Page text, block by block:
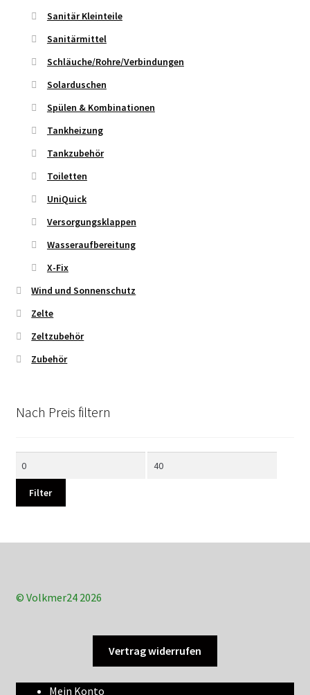
Sanitär Kleinteile
Sanitärmittel
Schläuche/Rohre/Verbindungen
Solarduschen
Spülen & Kombinationen
Tankheizung
Tankzubehör
Toiletten
UniQuick
Versorgungsklappen
Wasseraufbereitung
X-Fix
Wind und Sonnenschutz
Zelte
Zeltzubehör
Zubehör
Nach Preis filtern
Filter
© Volkmer24 2026
Vertrag widerrufen
Mein Konto